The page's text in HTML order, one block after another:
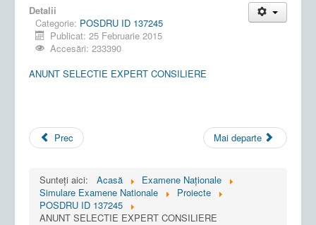
Detalii
Categorie: POSDRU ID 137245
Publicat: 25 Februarie 2015
Accesări: 233390
ANUNT SELECTIE EXPERT CONSILIERE
Prec Mai departe
Sunteți aici: Acasă
Examene Naționale
Simulare Examene Nationale
Proiecte
POSDRU ID 137245
ANUNT SELECTIE EXPERT CONSILIERE